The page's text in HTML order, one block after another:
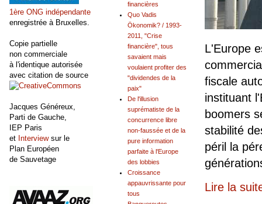
L'Europe
fiscale
instituant
boomers
stabilité
péril la
Lire la
financières
Quo Vadis
Ökonomik? / 1993-
2011, "Crise
financière", tous
savaient mais
voulaient profiter des
"dividendes de la
paix"
De l'illusion
suprématiste de la
concurrence libre
non-faussée et de la
pure information
parfaite à l'Europe
des lobbies
Croissance
appauvrissante pour
tous
1ère ONG indépendante
enregistrée à Bruxelles.
Copie partielle
non commerciale
à l'identique autorisée
avec citation de source
Jacques Généreux,
Parti de Gauche,
IEP Paris
et Interviewsur le
Plan Européen
de Sauvetage